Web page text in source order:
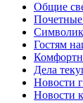
Общие
Гостям
Дела
Новости
Новости